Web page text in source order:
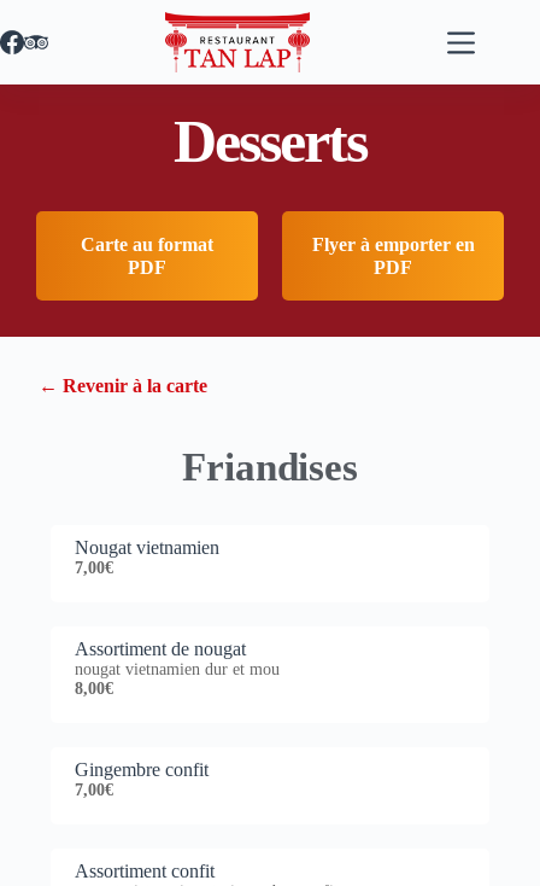
Desserts
Carte au format
PDF
Flyer à emporter en
PDF
← Revenir à la carte
Friandises
Nougat vietnamien
7,00€
Assortiment de nougat
nougat vietnamien dur et mou
8,00€
Gingembre confit
7,00€
Assortiment confit